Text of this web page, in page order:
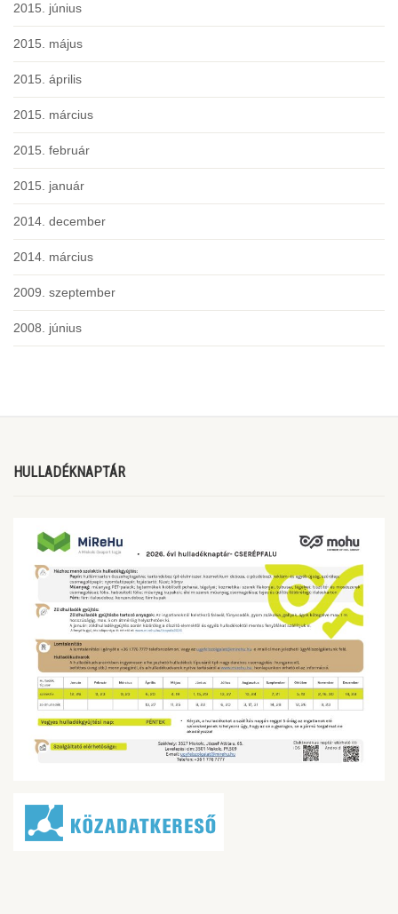
2015. június
2015. május
2015. április
2015. március
2015. február
2015. január
2014. december
2014. március
2009. szeptember
2008. június
HULLADÉKNAPTÁR